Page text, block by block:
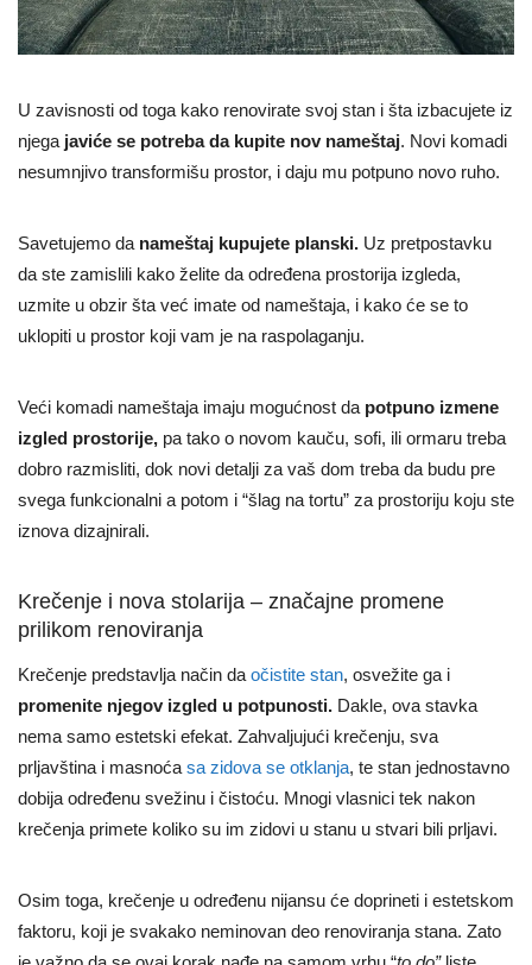
U zavisnosti od toga kako renovirate svoj stan i šta izbacujete iz
njega javiće se potreba da kupite nov nameštaj. Novi komadi
nesumnjivo transformišu prostor, i daju mu potpuno novo ruho.
Savetujemo da nameštaj kupujete planski. Uz pretpostavku
da ste zamislili kako želite da određena prostorija izgleda,
uzmite u obzir šta već imate od nameštaja, i kako će se to
uklopiti u prostor koji vam je na raspolaganju.
Veći komadi nameštaja imaju mogućnost da potpuno izmene
izgled prostorije, pa tako o novom kauču, sofi, ili ormaru treba
dobro razmisliti, dok novi detalji za vaš dom treba da budu pre
svega funkcionalni a potom i “šlag na tortu” za prostoriju koju ste
iznova dizajnirali.
Krečenje i nova stolarija – značajne promene
prilikom renoviranja
Krečenje predstavlja način da očistite stan, osvežite ga i
promenite njegov izgled u potpunosti. Dakle, ova stavka
nema samo estetski efekat. Zahvaljujući krečenju, sva
prljavština i masnoća sa zidova se otklanja, te stan jednostavno
dobija određenu svežinu i čistoću. Mnogi vlasnici tek nakon
krečenja primete koliko su im zidovi u stanu u stvari bili prljavi.
Osim toga, krečenje u određenu nijansu će doprineti i estetskom
faktoru, koji je svakako neminovan deo renoviranja stana. Zato